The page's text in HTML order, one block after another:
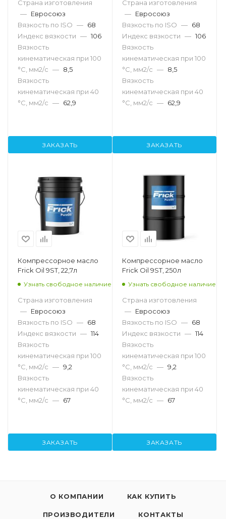
Страна изготовления
— Евросоюз
Вязкость по ISO — 68
Индекс вязкости — 106
Вязкость
кинематическая при 100
°С, мм2/с — 8,5
Вязкость
кинематическая при 40
°С, мм2/с — 62,9
ЗАКАЗАТЬ
Страна изготовления
— Евросоюз
Вязкость по ISO — 68
Индекс вязкости — 106
Вязкость
кинематическая при 100
°С, мм2/с — 8,5
Вязкость
кинематическая при 40
°С, мм2/с — 62,9
ЗАКАЗАТЬ
Компрессорное масло
Frick Oil 9ST, 22,7л
Узнать свободное наличие
Страна изготовления
— Евросоюз
Вязкость по ISO — 68
Индекс вязкости — 114
Вязкость
кинематическая при 100
°С, мм2/с — 9,2
Вязкость
кинематическая при 40
°С, мм2/с — 67
ЗАКАЗАТЬ
Компрессорное масло
Frick Oil 9ST, 250л
Узнать свободное наличие
Страна изготовления
— Евросоюз
Вязкость по ISO — 68
Индекс вязкости — 114
Вязкость
кинематическая при 100
°С, мм2/с — 9,2
Вязкость
кинематическая при 40
°С, мм2/с — 67
ЗАКАЗАТЬ
О КОМПАНИИ КАК КУПИТЬ
ПРОИЗВОДИТЕЛИ КОНТАКТЫ